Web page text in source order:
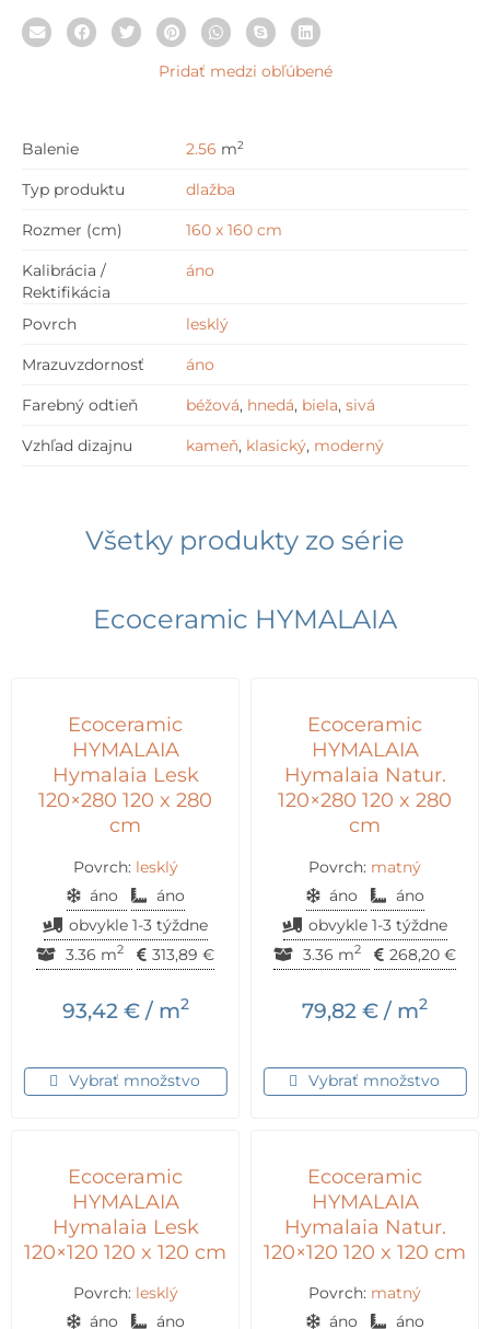
Pridať medzi obľúbené
Balenie 2.56 m2
Typ produktu dlažba
Rozmer (cm) 160 x 160 cm
Kalibrácia /
Rektifikácia
áno
Povrch lesklý
Mrazuvzdornosť áno
Farebný odtieň béžová, hnedá, biela, sivá
Vzhľad dizajnu kameň, klasický, moderný
Všetky produkty zo série
Ecoceramic HYMALAIA
Ecoceramic
HYMALAIA
Hymalaia Lesk
120×280 120 x 280
cm
Povrch: lesklý
áno
áno
obvykle 1-3 týždne
3.36 m2 313,89 €
93,42 €/ m2
Vybrať množstvo
Ecoceramic
HYMALAIA
Hymalaia Natur.
120×280 120 x 280
cm
Povrch: matný
áno
áno
obvykle 1-3 týždne
3.36 m2 268,20 €
79,82 € / m2
Vybrať množstvo
Ecoceramic
HYMALAIA
Hymalaia Lesk
120×120 120 x 120 cm
Povrch: lesklý
áno
áno
Ecoceramic
HYMALAIA
Hymalaia Natur.
120×120 120 x 120 cm
Povrch: matný
áno
áno